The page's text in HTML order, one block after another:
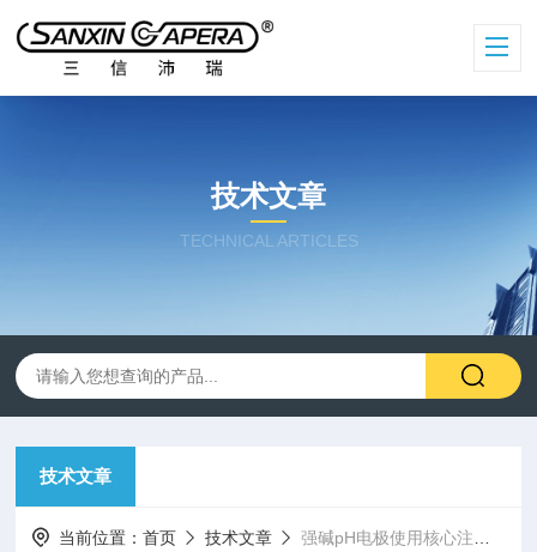
技术文章
TECHNICAL ARTICLES
技术文章
当前位置：首页 技术文章 强碱pH电极使用核心注意事项